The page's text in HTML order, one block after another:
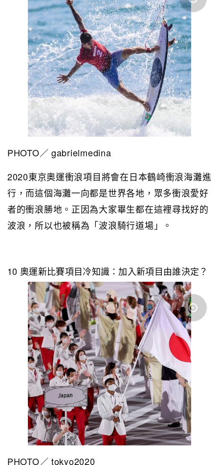
PHOTO／ gabrielmedina
2020東京奧運衝浪項目將會在日本鶴崎衝浪海灘進
行，而這個海灘一向都是世界各地，眾多衝浪愛好
者的衝浪勝地。正因為大家畢生都在這裡尋找好的
波浪，所以也被稱為「波浪騎行道場」。
10 奧運新比賽項目冷知識：加入新項目由誰決定？
PHOTO／ tokyo2020